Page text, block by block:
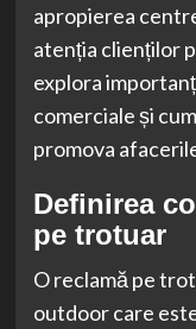
apropierea
atenția clienților
explora
comerciale și
promova
Definirea
pe trotuar
O reclamă pe
outdoor care